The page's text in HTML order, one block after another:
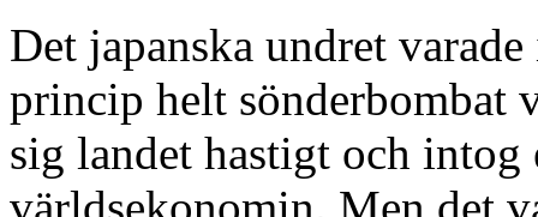
Det japanska undret
princip helt sönderbombat
sig landet hastigt och